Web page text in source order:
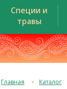
Специи и
травы
Главная Каталог